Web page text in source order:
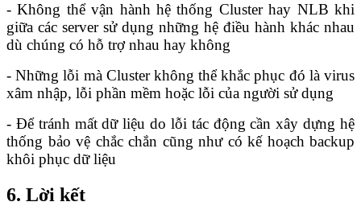
- Không thể vận hành hệ thống Cluster hay NLB khi
giữa các server sử dụng những hệ điều hành khác nhau
dù chúng có hỗ trợ nhau hay không
- Những lỗi mà Cluster không thể khắc phục đó là virus
xâm nhập, lỗi phần mềm hoặc lỗi của người sử dụng
- Để tránh mất dữ liệu do lỗi tác động cần xây dựng hệ
thống bảo vệ chắc chắn cũng như có kế hoạch backup
khôi phục dữ liệu
6. Lời kết